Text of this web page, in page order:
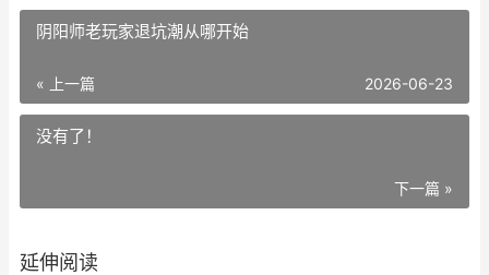
阴阳师老玩家退坑潮从哪开始
« 上一篇 2026-06-23
没有了！
下一篇 »
延伸阅读